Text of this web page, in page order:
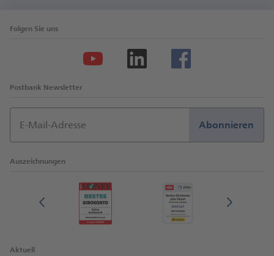
Folgen Sie uns
Postbank Newsletter
E-Mail-Adresse Abonnieren
Auszeichnungen
Aktuell